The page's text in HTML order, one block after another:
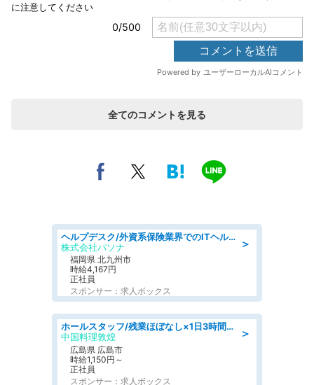
全てのコメントを見る
＞
ヘルプデスク/外資系保険業界でのITヘルプデスク業務/駅近/即日勤務可/ヘルプデスク
株式会社パソナ
福岡県 北九州市
時給4,167円
正社員
スポンサー：求人ボックス
＞
ホールスタッフ/残業ほぼなし×1日3時間〜勤務OK!フォロー体制も充実/広島県/広島市南区
中国料理敦煌
広島県 広島市
時給1,150円～
正社員
スポンサー：求人ボックス